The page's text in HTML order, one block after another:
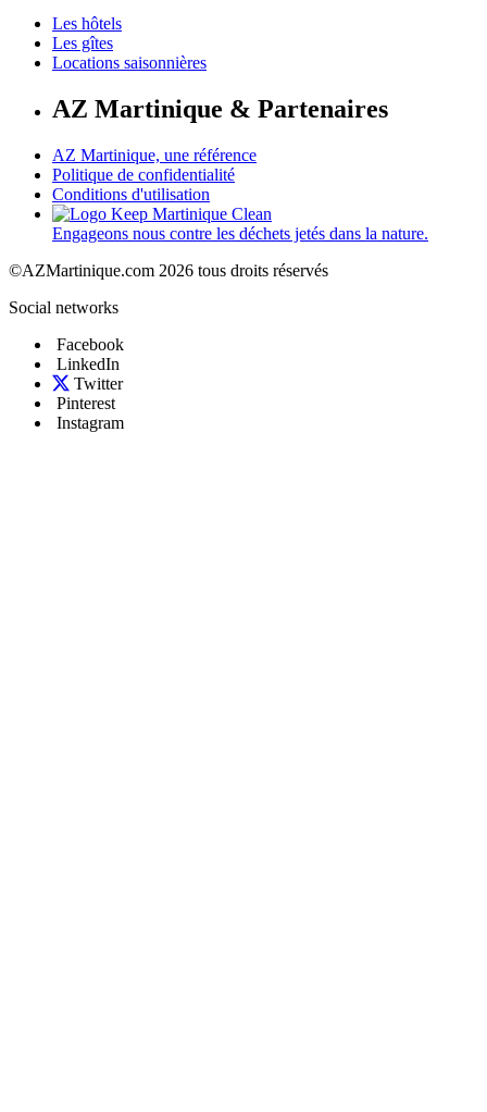
Les hôtels
Les gîtes
Locations saisonnières
AZ Martinique & Partenaires
AZ Martinique, une référence
Politique de confidentialité
Conditions d'utilisation
Engageons nous contre les déchets jetés dans la nature.
©AZMartinique.com 2026 tous droits réservés
Social networks
Facebook
LinkedIn
Twitter
Pinterest
Instagram